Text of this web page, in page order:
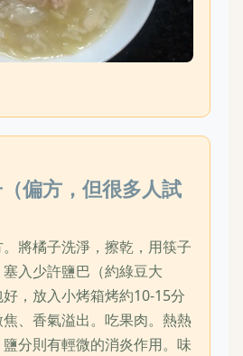
偏方，但很多人試
將橘子洗淨，擦乾，用筷子
入少許鹽巴（約綠豆大
，放入小烤箱烤約10-15分
、香氣溢出。吃果肉。熱熱
分則有輕微的消炎作用。味